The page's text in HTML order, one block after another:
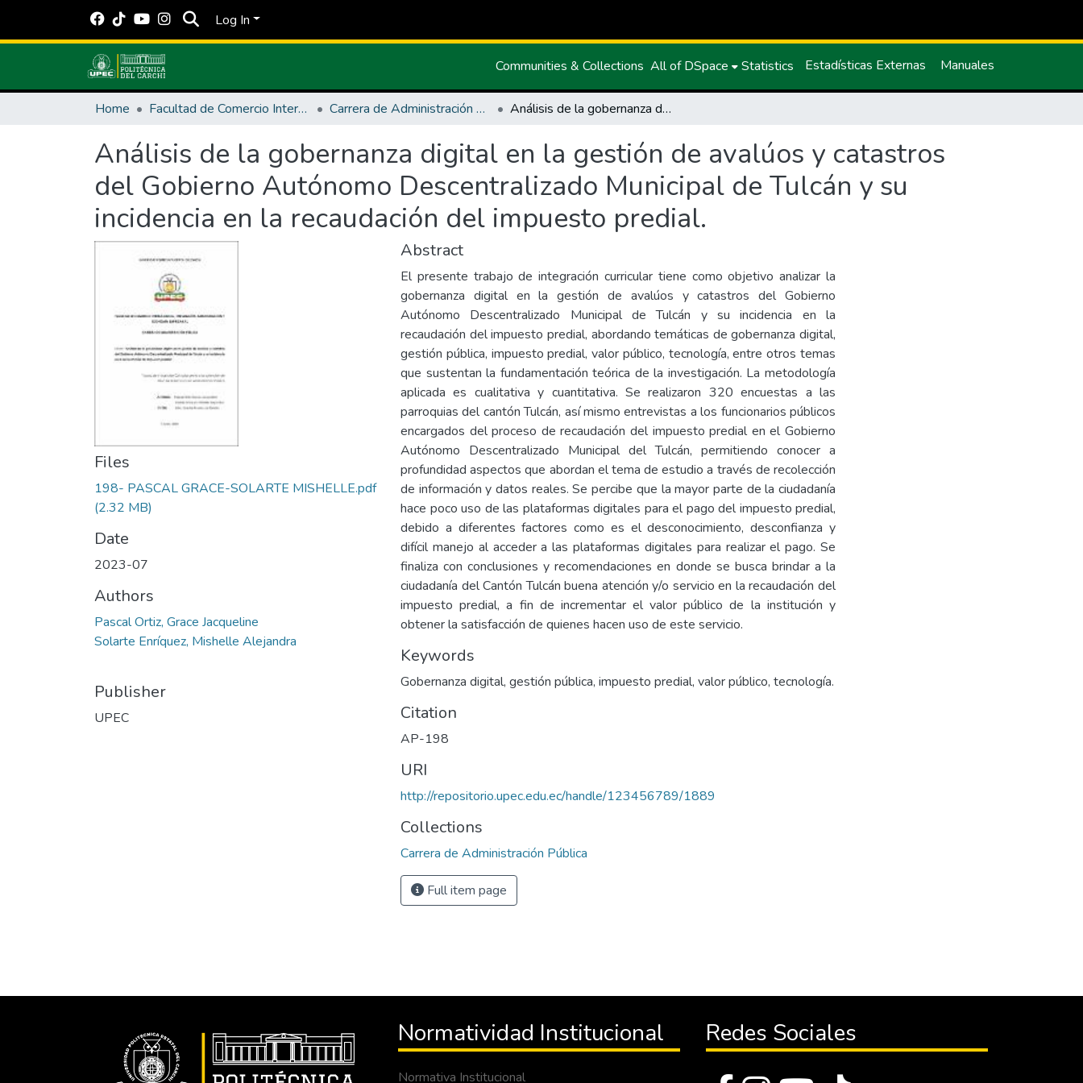
Log In
Communities & Collections All of DSpace Statistics Estadísticas Externas Manuales
Home Facultad de Comercio Internacional, Integración, Administración y Economía Empresarial Carrera de Administración Pública Análisis de la gobernanza digital en la gestión de avalúos y catastros del Gobierno Autónomo Descentralizado Municipal de Tulcán y su incidencia en la recaudación del impuesto predial.
Análisis de la gobernanza digital en la gestión de avalúos y catastros
del Gobierno Autónomo Descentralizado Municipal de Tulcán y su
incidencia en la recaudación del impuesto predial.
Files
198- PASCAL GRACE-SOLARTE MISHELLE.pdf
(2.32 MB)
Date
2023-07
Authors
Pascal Ortiz, Grace Jacqueline
Solarte Enríquez, Mishelle Alejandra
Publisher
UPEC
Abstract
El presente trabajo de integración curricular tiene como objetivo analizar la
gobernanza digital en la gestión de avalúos y catastros del Gobierno
Autónomo Descentralizado Municipal de Tulcán y su incidencia en la
recaudación del impuesto predial, abordando temáticas de gobernanza digital,
gestión pública, impuesto predial, valor público, tecnología, entre otros temas
que sustentan la fundamentación teórica de la investigación. La metodología
aplicada es cualitativa y cuantitativa. Se realizaron 320 encuestas a las
parroquias del cantón Tulcán, así mismo entrevistas a los funcionarios públicos
encargados del proceso de recaudación del impuesto predial en el Gobierno
Autónomo Descentralizado Municipal del Tulcán, permitiendo conocer a
profundidad aspectos que abordan el tema de estudio a través de recolección
de información y datos reales. Se percibe que la mayor parte de la ciudadanía
hace poco uso de las plataformas digitales para el pago del impuesto predial,
debido a diferentes factores como es el desconocimiento, desconfianza y
difícil manejo al acceder a las plataformas digitales para realizar el pago. Se
finaliza con conclusiones y recomendaciones en donde se busca brindar a la
ciudadanía del Cantón Tulcán buena atención y/o servicio en la recaudación del
impuesto predial, a fin de incrementar el valor público de la institución y
obtener la satisfacción de quienes hacen uso de este servicio.
Keywords
Gobernanza digital, gestión pública, impuesto predial, valor público, tecnología.
Citation
AP-198
URI
http://repositorio.upec.edu.ec/handle/123456789/1889
Collections
Carrera de Administración Pública
Full item page
Normatividad Institucional
Normativa Institucional
Redes Sociales